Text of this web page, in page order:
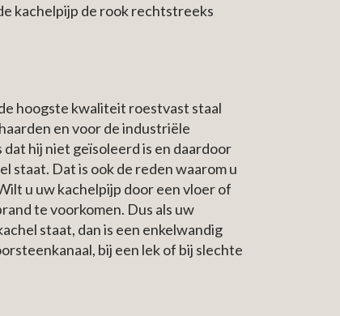
kachelpijp de rook rechtstreeks
hoogste kwaliteit roestvast staal
en voor de industriële
hij niet geïsoleerd is en daardoor
staat. Dat is ook de reden waarom u
u uw kachelpijp door een vloer of
te voorkomen. Dus als uw
staat, dan is een enkelwandig
bij een lek of bij slechte